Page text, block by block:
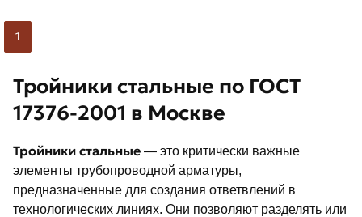
1
Тройники стальные по ГОСТ
17376-2001 в Москве
Тройники стальные — это критически важные
элементы трубопроводной арматуры,
предназначенные для создания ответвлений в
технологических линиях. Они позволяют разделять или